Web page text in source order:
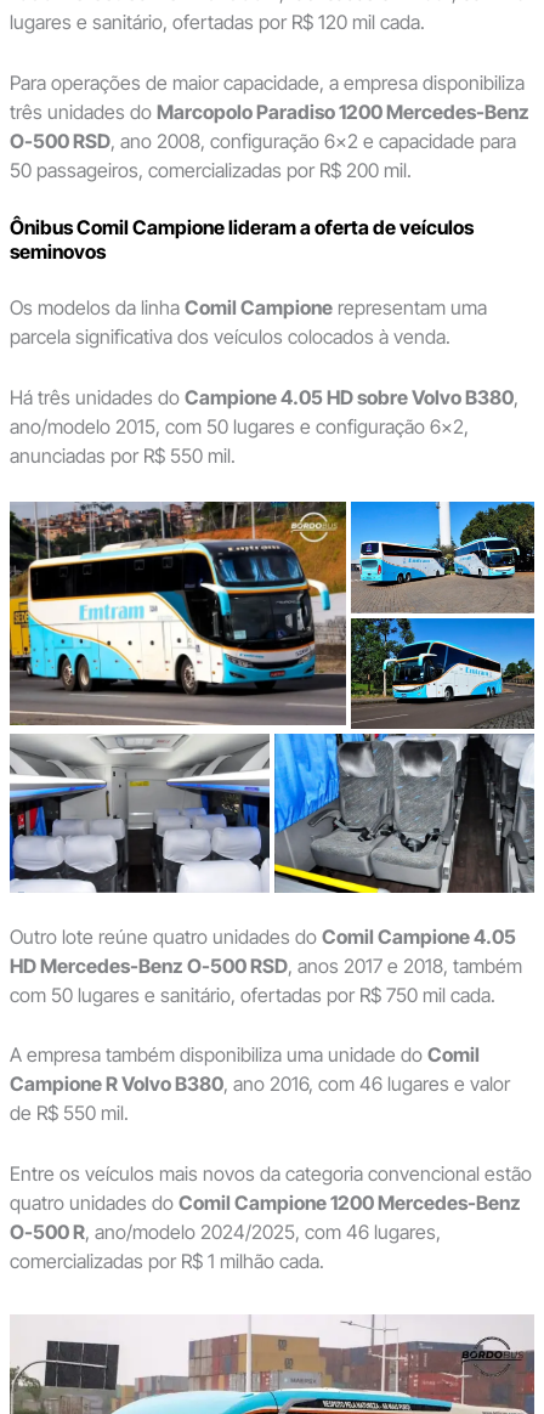
lugares e sanitário, ofertadas por R$ 120 mil cada.
Para operações de maior capacidade, a empresa disponibiliza
três unidades do Marcopolo Paradiso 1200 Mercedes-Benz
O-500 RSD, ano 2008, configuração 6×2 e capacidade para
50 passageiros, comercializadas por R$ 200 mil.
Ônibus Comil Campione lideram a oferta de veículos
seminovos
Os modelos da linha Comil Campionerepresentam uma
parcela significativa dos veículos colocados à venda.
Há três unidades do Campione 4.05 HD sobre Volvo B380,
ano/modelo 2015, com 50 lugares e configuração 6×2,
anunciadas por R$ 550 mil.
Outro lote reúne quatro unidades do Comil Campione 4.05
HD Mercedes-Benz O-500 RSD, anos 2017 e 2018, também
com 50 lugares e sanitário, ofertadas por R$ 750 mil cada.
A empresa também disponibiliza uma unidade do Comil
Campione R Volvo B380, ano 2016, com 46 lugares e valor
de R$ 550 mil.
Entre os veículos mais novos da categoria convencional estão
quatro unidades do Comil Campione 1200 Mercedes-Benz
O-500 R, ano/modelo 2024/2025, com 46 lugares,
comercializadas por R$ 1 milhão cada.